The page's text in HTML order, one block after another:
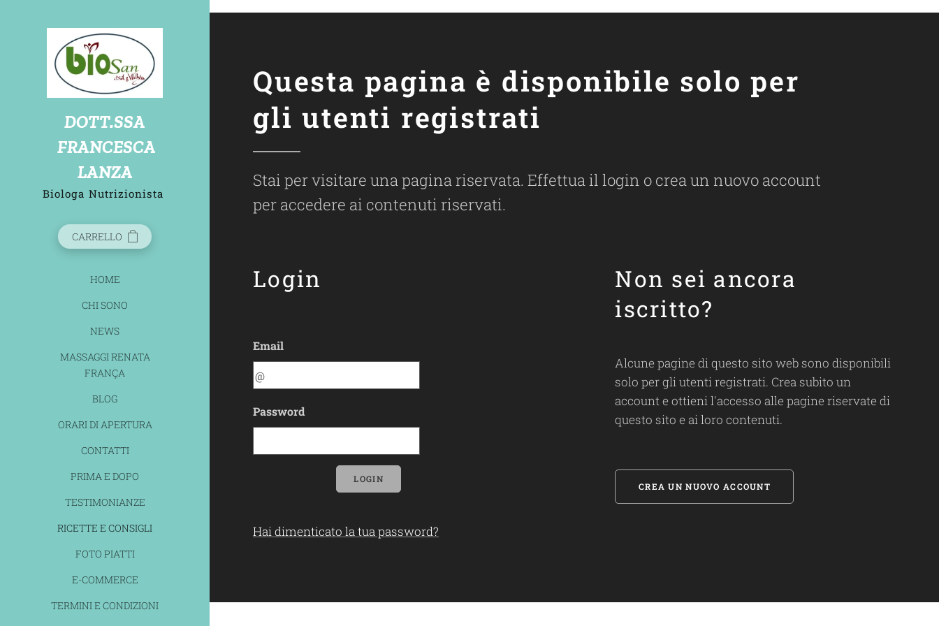
DOTT.SSA
FRANCESCA
LANZA
Biologa Nutrizionista
CARRELLO
HOME
CHI SONO
NEWS
MASSAGGI RENATA
FRANÇA
BLOG
ORARI DI APERTURA
CONTATTI
PRIMA E DOPO
TESTIMONIANZE
RICETTE E CONSIGLI
FOTO PIATTI
E-COMMERCE
TERMINI E CONDIZIONI
Questa pagina è disponibile solo per
gli utenti registrati
Stai per visitare una pagina riservata. Effettua il login o crea un nuovo account
per accedere ai contenuti riservati.
Login
Email
Password
LOGIN
Hai dimenticato la tua password?
Non sei ancora
iscritto?
Alcune pagine di questo sito web sono disponibili
solo per gli utenti registrati. Crea subito un
account e ottieni l'accesso alle pagine riservate di
questo sito e ai loro contenuti.
CREA UN NUOVO ACCOUNT